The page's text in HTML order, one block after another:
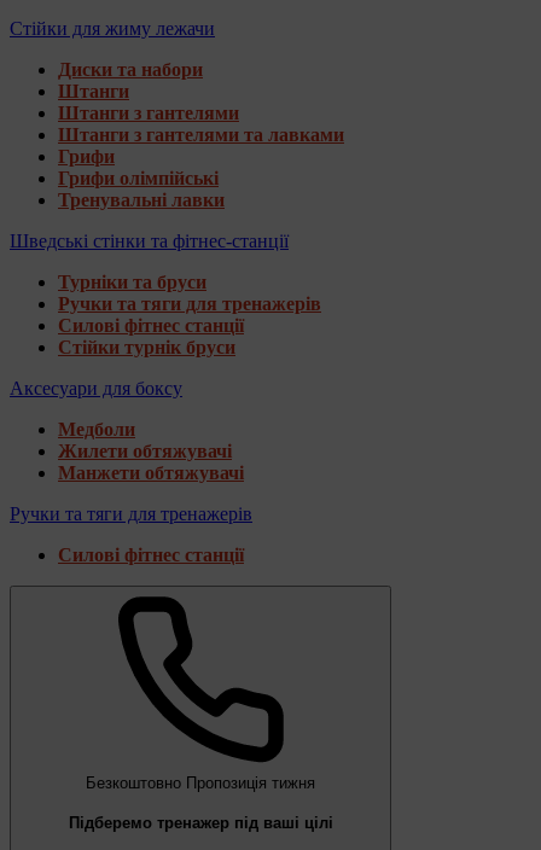
Стійки для жиму лежачи
Диски та набори
Штанги
Штанги з гантелями
Штанги з гантелями та лавками
Грифи
Грифи олімпійські
Тренувальні лавки
Шведські стінки та фітнес-станції
Турніки та бруси
Ручки та тяги для тренажерів
Силові фітнес станції
Стійки турнік бруси
Аксесуари для боксу
Медболи
Жилети обтяжувачі
Манжети обтяжувачі
Ручки та тяги для тренажерів
Силові фітнес станції
Безкоштовно Пропозиція тижня
Підберемо тренажер під ваші цілі